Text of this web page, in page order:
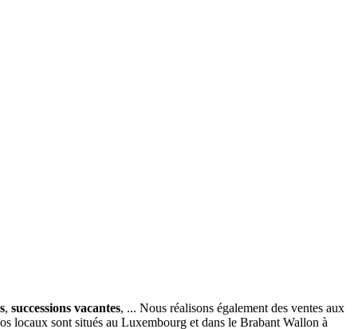
, successions vacantes, ... Nous réalisons également des ventes aux
locaux sont situés au Luxembourg et dans le Brabant Wallon à